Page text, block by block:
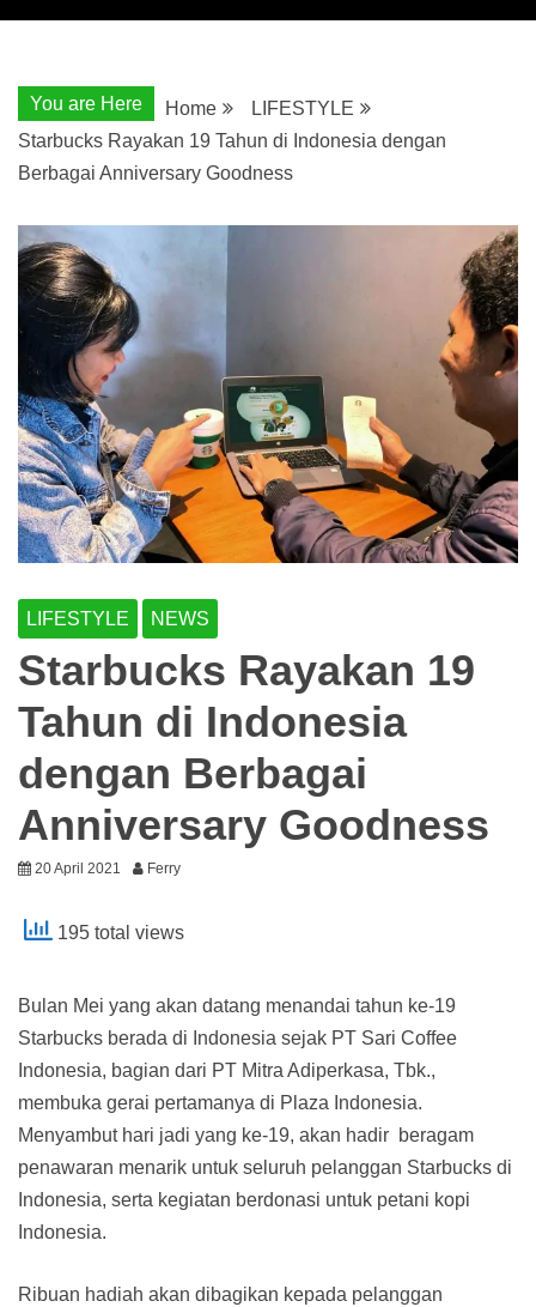
You are Here Home
LIFESTYLE
Starbucks Rayakan 19 Tahun di Indonesia dengan
Berbagai Anniversary Goodness
LIFESTYLE NEWS
Starbucks Rayakan 19
Tahun di Indonesia
dengan Berbagai
Anniversary Goodness
20 April 2021 Ferry
195 total views
Bulan Mei yang akan datang menandai tahun ke-19
Starbucks berada di Indonesia sejak PT Sari Coffee
Indonesia, bagian dari PT Mitra Adiperkasa, Tbk.,
membuka gerai pertamanya di Plaza Indonesia.
Menyambut hari jadi yang ke-19, akan hadir beragam
penawaran menarik untuk seluruh pelanggan Starbucks di
Indonesia, serta kegiatan berdonasi untuk petani kopi
Indonesia.
Ribuan hadiah akan dibagikan kepada pelanggan